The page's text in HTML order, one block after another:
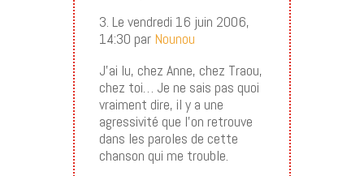
3. Le vendredi 16 juin 2006,
14:30 par Nounou
J’ai lu, chez Anne, chez Traou,
chez toi… Je ne sais pas quoi
vraiment dire, il y a une
agressivité que l’on retrouve
dans les paroles de cette
chanson qui me trouble.